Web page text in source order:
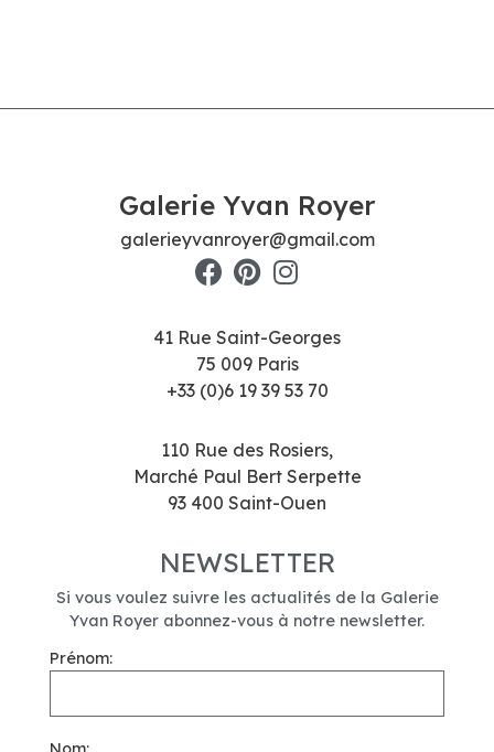
Galerie Yvan Royer
galerieyvanroyer@gmail.com
41 Rue Saint-Georges
75 009 Paris
+33 (0)6 19 39 53 70
110 Rue des Rosiers,
Marché Paul Bert Serpette
93 400 Saint-Ouen
NEWSLETTER
Si vous voulez suivre les actualités de la Galerie
Yvan Royer abonnez-vous à notre newsletter.
Prénom: